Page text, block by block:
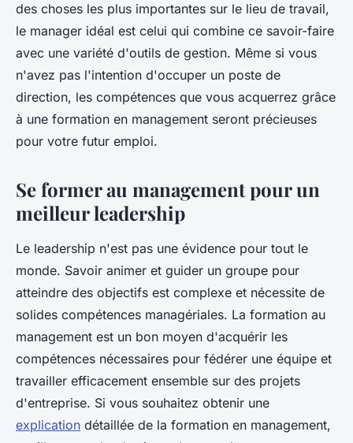
des choses les plus importantes sur le lieu de travail,
le manager idéal est celui qui combine ce savoir-faire
avec une variété d'outils de gestion. Même si vous
n'avez pas l'intention d'occuper un poste de
direction, les compétences que vous acquerrez grâce
à une formation en management seront précieuses
pour votre futur emploi.
Se former au management pour un
meilleur leadership
Le leadership n'est pas une évidence pour tout le
monde. Savoir animer et guider un groupe pour
atteindre des objectifs est complexe et nécessite de
solides compétences managériales. La formation au
management est un bon moyen d'acquérir les
compétences nécessaires pour fédérer une équipe et
travailler efficacement ensemble sur des projets
d'entreprise. Si vous souhaitez obtenir une
explication détaillée de la formation en management,